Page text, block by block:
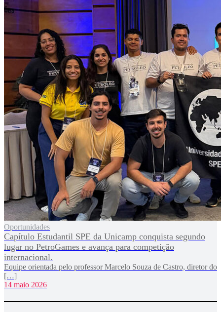
Oportunidades
Capítulo Estudantil SPE da Unicamp conquista segundo
lugar no PetroGames e avança para competição
internacional.
Equipe orientada pelo professor Marcelo Souza de Castro, diretor do
[…]
14 maio 2026